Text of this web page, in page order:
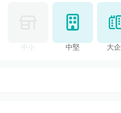
中小 中堅 大